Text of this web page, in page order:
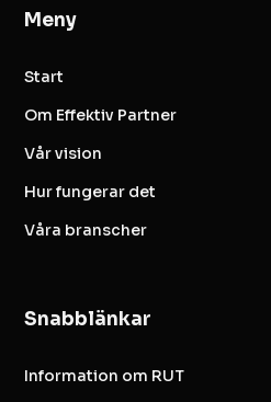
Meny
Start
Om Effektiv Partner
Vår vision
Hur fungerar det
Våra branscher
Snabblänkar
Information om RUT